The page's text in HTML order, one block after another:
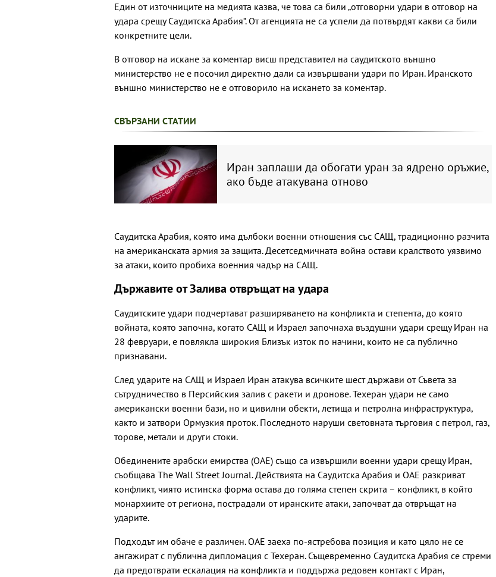
Един от източниците на медията казва, че това са били „отговорни удари в отговор на
удара срещу Саудитска Арабия“. От агенцията не са успели да потвърдят какви са били
конкретните цели.
В отговор на искане за коментар висш представител на саудитското външно
министерство не е посочил директно дали са извършвани удари по Иран. Иранското
външно министерство не е отговорило на искането за коментар.
СВЪРЗАНИ СТАТИИ
Иран заплаши да обогати уран за ядрено оръжие,
ако бъде атакувана отново
Саудитска Арабия, която има дълбоки военни отношения със САЩ, традиционно разчита
на американската армия за защита. Десетседмичната война остави кралството уязвимо
за атаки, които пробиха военния чадър на САЩ.
Държавите от Залива отвръщат на удара
Саудитските удари подчертават разширяването на конфликта и степента, до която
войната, която започна, когато САЩ и Израел започнаха въздушни удари срещу Иран на
28 февруари, е повлякла широкия Близък изток по начини, които не са публично
признавани.
След ударите на САЩ и Израел Иран атакува всичките шест държави от Съвета за
сътрудничество в Персийския залив с ракети и дронове. Техеран удари не само
американски военни бази, но и цивилни обекти, летища и петролна инфраструктура,
както и затвори Ормузкия проток. Последното наруши световната търговия с петрол, газ,
торове, метали и други стоки.
Обединените арабски емирства (ОАЕ) също са извършили военни удари срещу Иран,
съобщава The Wall Street Journal. Действията на Саудитска Арабия и ОАЕ разкриват
конфликт, чиято истинска форма остава до голяма степен скрита – конфликт, в който
монархиите от региона, пострадали от иранските атаки, започват да отвръщат на
ударите.
Подходът им обаче е различен. ОАЕ заеха по-ястребова позиция и като цяло не се
ангажират с публична дипломация с Техеран. Същевременно Саудитска Арабия се стреми
да предотврати ескалация на конфликта и поддържа редовен контакт с Иран,
Вучич: Украйна е
десетката на
дестинациите с най-
Министърът на
отбраната: Усилихме
наблюденията върху
пространство, както и охраната
движение и едва не